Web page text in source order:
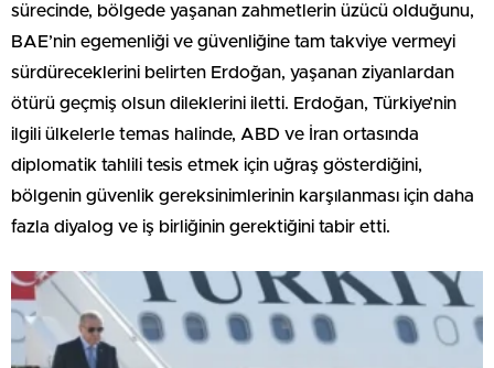
sürecinde, bölgede yaşanan zahmetlerin üzücü olduğunu,
BAE’nin egemenliği ve güvenliğine tam takviye vermeyi
sürdüreceklerini belirten Erdoğan, yaşanan ziyanlardan
ötürü geçmiş olsun dileklerini iletti. Erdoğan, Türkiye’nin
ilgili ülkelerle temas halinde, ABD ve İran ortasında
diplomatik tahlili tesis etmek için uğraş gösterdiğini,
bölgenin güvenlik gereksinimlerinin karşılanması için daha
fazla diyalog ve iş birliğinin gerektiğini tabir etti.